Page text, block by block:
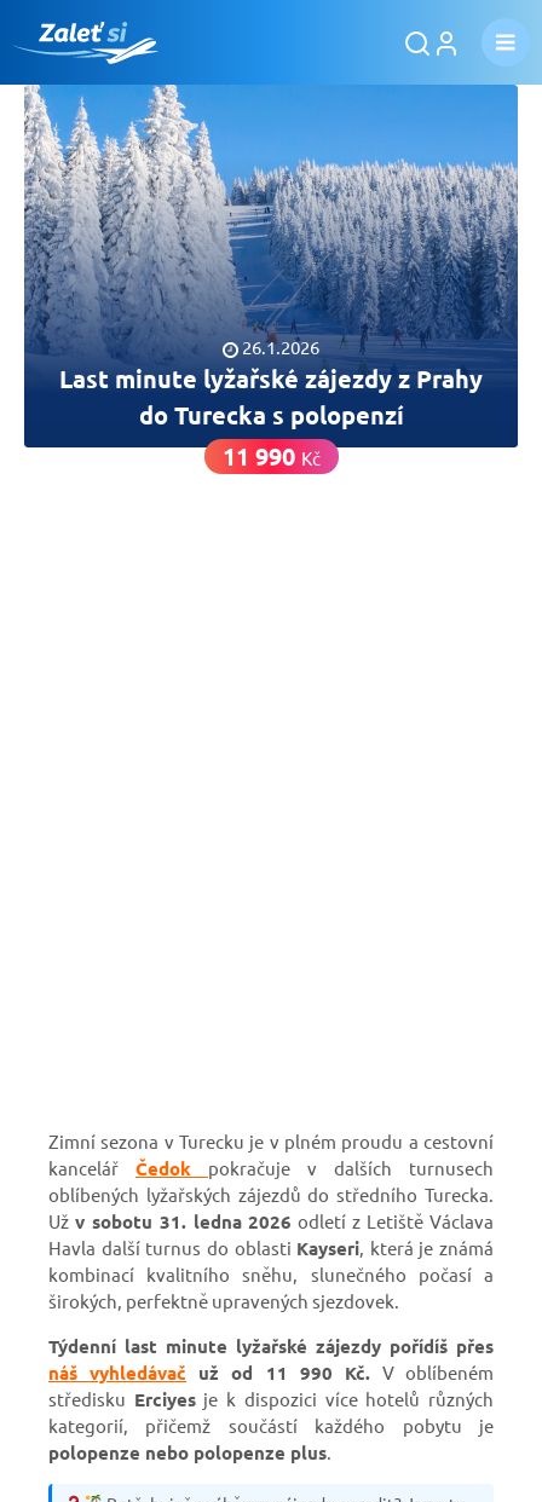
26.1.2026
Last minute lyžařské zájezdy z Prahy
do Turecka s polopenzí
11 990 Kč
Zimní sezona v Turecku je v plném proudu a cestovní
kancelář Čedok
pokračuje v dalších turnusech
oblíbených lyžařských zájezdů do středního Turecka.
Už v sobotu 31. ledna 2026 odletí z Letiště Václava
Havla další turnus do oblasti Kayseri, která je známá
kombinací kvalitního sněhu, slunečného počasí a
širokých, perfektně upravených sjezdovek.
Týdenní last minute lyžařské zájezdy pořídíš přes
náš vyhledávač už od 11 990 Kč. V oblíbeném
středisku Erciyesje k dispozici více hotelů různých
kategorií, přičemž součástí každého pobytu je
polopenze nebo polopenze plus.